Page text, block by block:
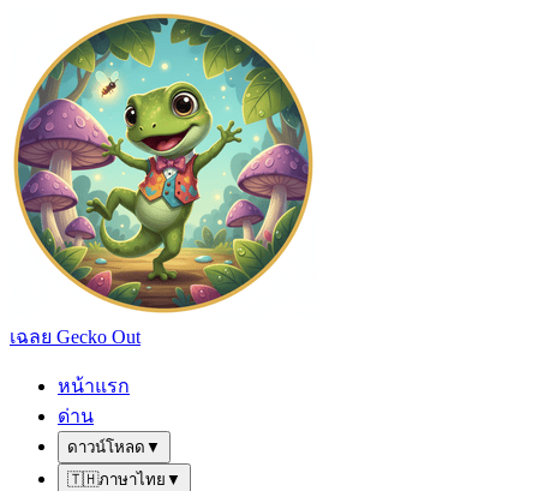
เฉลย Gecko Out
หน้าแรก
ด่าน
ดาวน์โหลด ▼
🇹🇭ภาษาไทย ▼